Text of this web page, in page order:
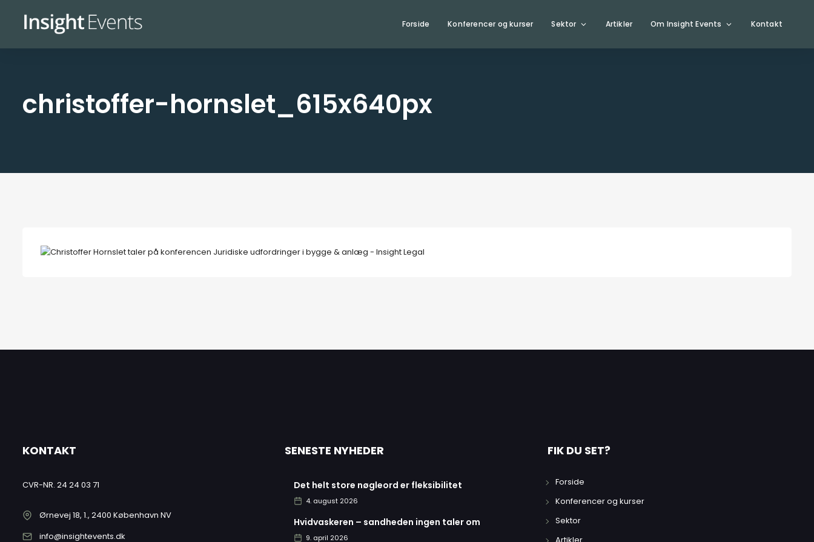
Forside Konferencer og kurser Sektor Artikler Om Insight Events Kontakt
christoffer-hornslet_615x640px
KONTAKT
CVR-NR. 24 24 03 71
Ørnevej 18, 1., 2400 København NV
info@insightevents.dk
SENESTE NYHEDER
Det helt store nøgleord er fleksibilitet
4. august 2026
Hvidvaskeren – sandheden ingen taler om
9. april 2026
FIK DU SET?
Forside
Konferencer og kurser
Sektor